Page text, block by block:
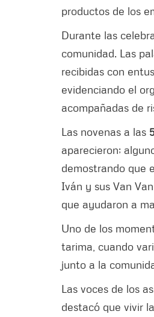
productos de los
Durante las
comunidad. Las
recibidas con
evidenciando el
acompañadas de
Las novenas a las
aparecieron;
demostrando que
Iván y sus Van
que ayudaron a
Uno de los
tarima, cuando
junto a la
Las voces de los
destacó que vivir